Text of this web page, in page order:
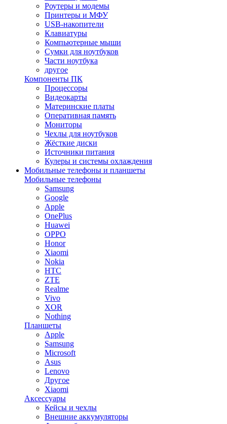
Роутеры и модемы
Принтеры и МФУ
USB-накопители
Клавиатуры
Компьютерные мыши
Сумки для ноутбуков
Части ноутбука
другое
Компоненты ПК
Процессоры
Видеокарты
Материнские платы
Оперативная память
Мониторы
Чехлы для ноутбуков
Жёсткие диски
Источники питания
Кулеры и системы охлаждения
Мобильные телефоны и планшеты
Мобильные телефоны
Samsung
Google
Apple
OnePlus
Huawei
OPPO
Honor
Xiaomi
Nokia
HTC
ZTE
Realme
Vivo
XOR
Nothing
Планшеты
Apple
Samsung
Microsoft
Asus
Lenovo
Другое
Xiaomi
Аксессуары
Кейсы и чехлы
Внешние аккумуляторы